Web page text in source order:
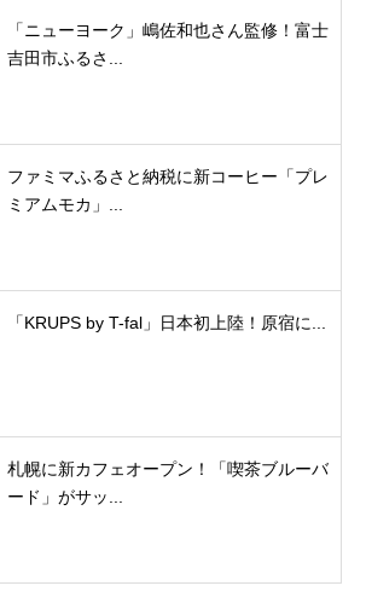
「ニューヨーク」嶋佐和也さん監修！富士
吉田市ふるさ...
ファミマふるさと納税に新コーヒー「プレ
ミアムモカ」...
「KRUPS by T-fal」日本初上陸！原宿に...
札幌に新カフェオープン！「喫茶ブルーバ
ード」がサッ...